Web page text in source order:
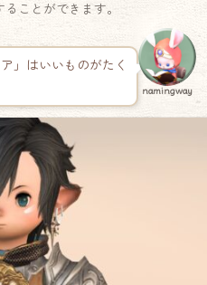
ことができます。
」はいいものがたく
namingway